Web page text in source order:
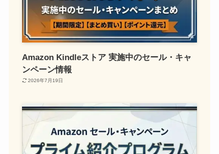
Amazon Kindleストア 実施中のセール・キャ
ンペーン情報
2026年7月19日